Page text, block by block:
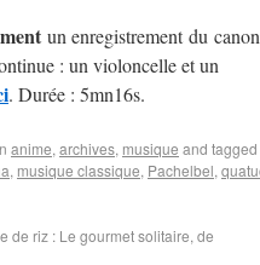
un enregistrement du
: un violoncelle et un
. Durée : 5mn16s.
anime, archives, musique and tagged
, musique classique, Pachelbel,
de riz : Le gourmet solitaire, de